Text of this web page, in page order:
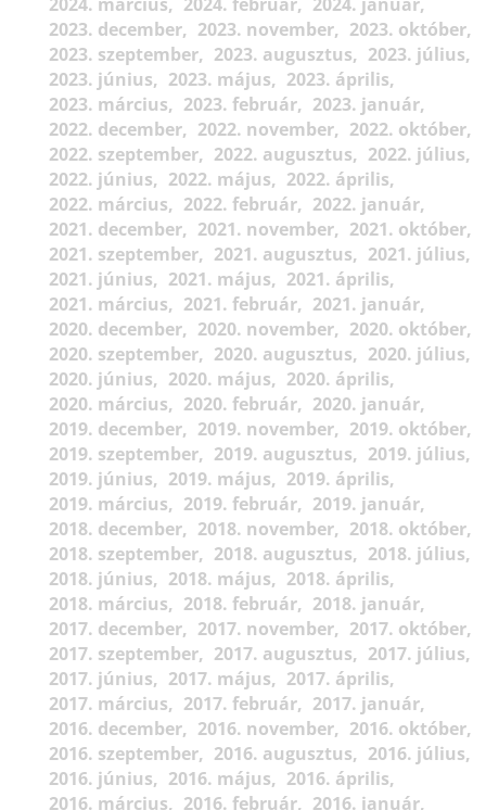
2023. december
2023. november
2023. október
2023. szeptember
2023. augusztus
2023. július
2023. június
2023. május
2023. április
2023. március
2023. február
2023. január
2022. december
2022. november
2022. október
2022. szeptember
2022. augusztus
2022. július
2022. június
2022. május
2022. április
2022. március
2022. február
2022. január
2021. december
2021. november
2021. október
2021. szeptember
2021. augusztus
2021. július
2021. június
2021. május
2021. április
2021. március
2021. február
2021. január
2020. december
2020. november
2020. október
2020. szeptember
2020. augusztus
2020. július
2020. június
2020. május
2020. április
2020. március
2020. február
2020. január
2019. december
2019. november
2019. október
2019. szeptember
2019. augusztus
2019. július
2019. június
2019. május
2019. április
2019. március
2019. február
2019. január
2018. december
2018. november
2018. október
2018. szeptember
2018. augusztus
2018. július
2018. június
2018. május
2018. április
2018. március
2018. február
2018. január
2017. december
2017. november
2017. október
2017. szeptember
2017. augusztus
2017. július
2017. június
2017. május
2017. április
2017. március
2017. február
2017. január
2016. december
2016. november
2016. október
2016. szeptember
2016. augusztus
2016. július
2016. június
2016. május
2016. április
2016. március
2016. február
2016. január